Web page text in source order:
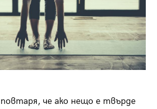
че ако нещо е твърде